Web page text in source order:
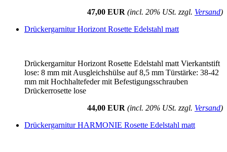
47,00 EUR (incl. 20% USt. zzgl. Versand)
Drückergarnitur Horizont Rosette Edelstahl matt
Drückergarnitur Horizont Rosette Edelstahl matt Vierkantstift
lose: 8 mm mit Ausgleichshülse auf 8,5 mm Türstärke: 38-42
mm mit Hochhaltefeder mit Befestigungsschrauben
Drückerrosette lose
44,00 EUR (incl. 20% USt. zzgl. Versand)
Drückergarnitur HARMONIE Rosette Edelstahl matt